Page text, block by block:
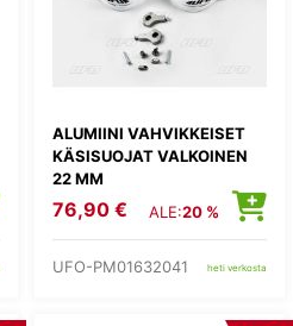
ALUMIINI VAHVIKKEISET
KÄSISUOJAT VALKOINEN
22 MM
76,90 € ALE:20 %
UFO-PM01632041 heti verkosta